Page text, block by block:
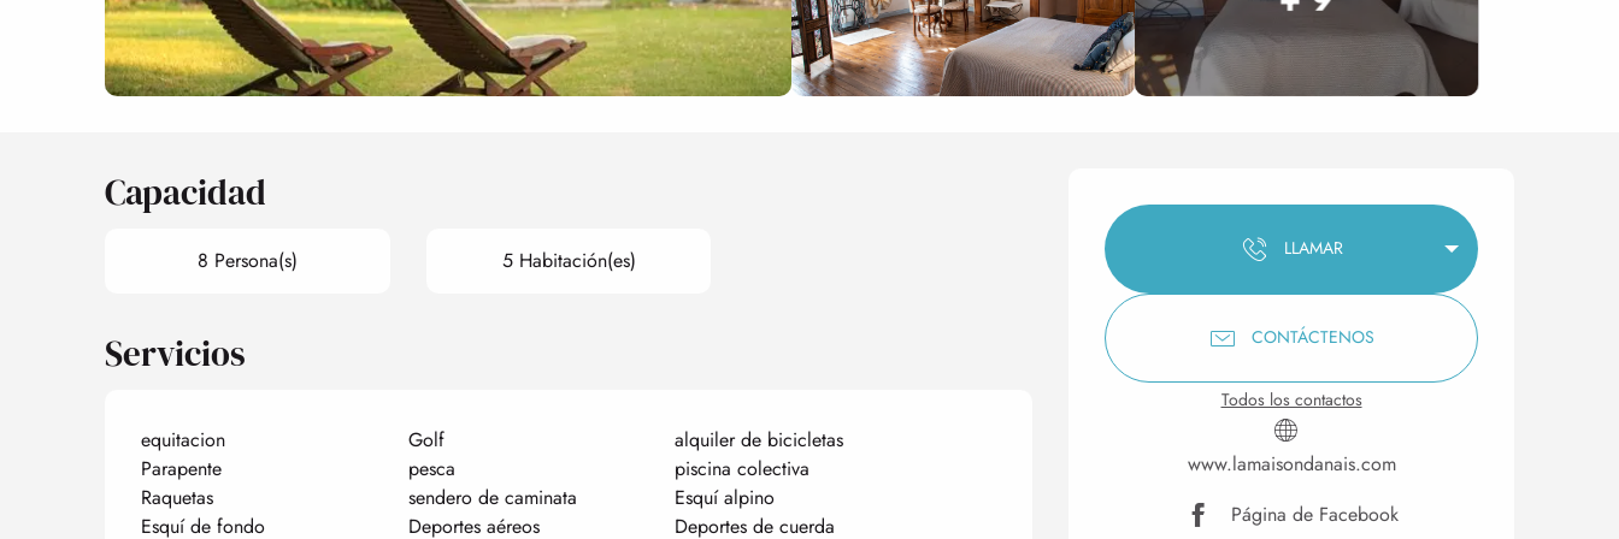
Horarios y datos de
LLAMAR
CONTÁCTENOS
Todos los contactos
www.lamaisondanais.com
Página de Facebook
Capacidad
8 Persona(s) 5 Habitación(es)
Servicios
equitacion Golf
alquiler de bicicletas
Parapente
pesca
piscina colectiva
Raquetas
sendero de caminata
Esquí alpino
Esquí de fondo
Deportes aéreos Deportes de cuerda